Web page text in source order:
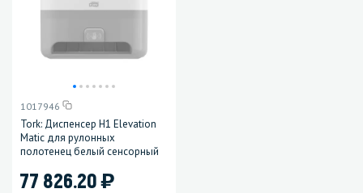
1017946
Tork: Диспенсер H1 Elevation
Matic для рулонных
полотенец белый сенсорный
77 826.20)